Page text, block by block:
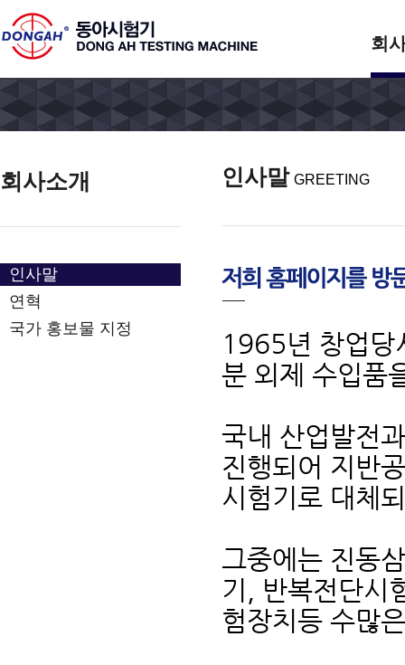
회
회사소개
인사말
연혁
국가 홍보물 지정
인사말 GREETING
1965년 창업당
분 외제 수입품
국내 산업발전
진행되어 지반
시험기로 대체
그중에는 진동
기, 반복전단시
험장치등 수많